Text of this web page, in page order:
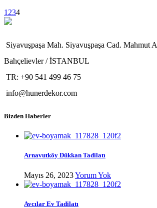
1 234
Siyavuşpaşa Mah. Siyavuşpaşa Cad. Mahmut
Bahçelievler / İSTANBUL
TR: +90 541 499 46 75
info@hunerdekor.com
Bizden Haberler
Arnavutköy Dükkan Tadilatı
Mayıs 26, 2023Yorum Yok
Avcılar Ev Tadilatı